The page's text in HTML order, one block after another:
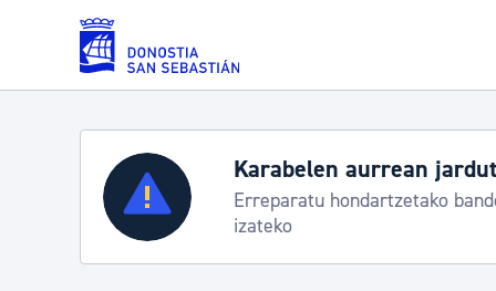
Eduki nagusira joan
Zerbitzuak
Errolda eta gai pertsonalak
Karabelen aurrean
Erreparatu hondartzetako
izateko